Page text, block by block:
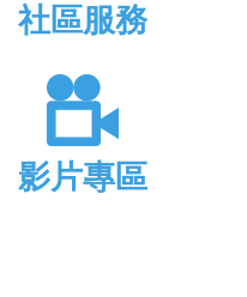
社區服務
影片專區